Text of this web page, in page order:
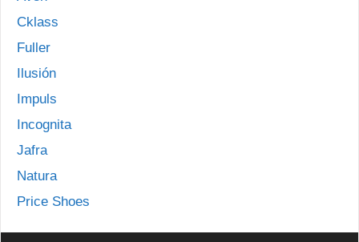
Cklass
Fuller
Ilusión
Impuls
Incognita
Jafra
Natura
Price Shoes